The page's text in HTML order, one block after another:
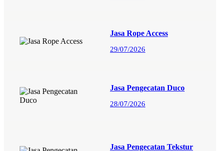
Jasa Rope Access
29/07/2026
Jasa Pengecatan Duco
28/07/2026
Jasa Pengecatan Tekstur